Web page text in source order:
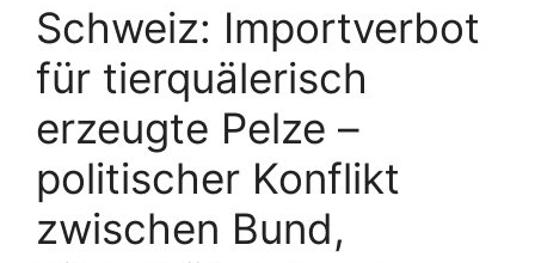
Schweiz: Importverbot
für tierquälerisch
erzeugte Pelze –
politischer Konflikt
zwischen Bund,